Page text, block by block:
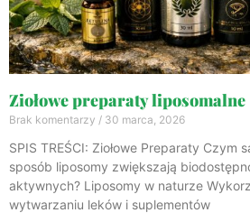
Ziołowe preparaty liposomalne
Brak komentarzy 30 marca, 2026
SPIS TREŚCI: Ziołowe Preparaty Czym
sposób liposomy zwiększają
aktywnych? Liposomy w naturze
wytwarzaniu leków i suplementów